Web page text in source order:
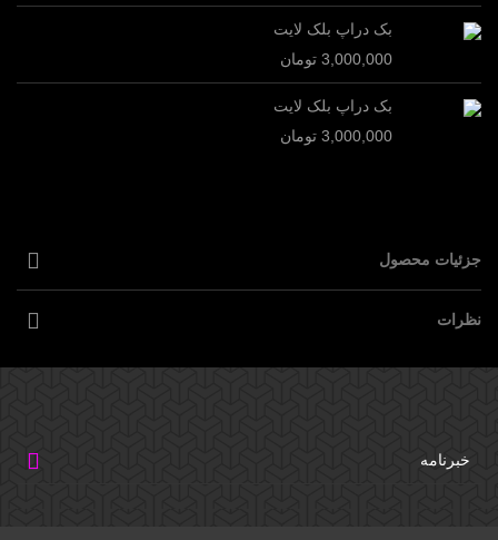
بک دراپ بلک لایت
3,000,000 تومان
بک دراپ بلک لایت
3,000,000 تومان
جزئیات محصول
نظرات
خبرنامه